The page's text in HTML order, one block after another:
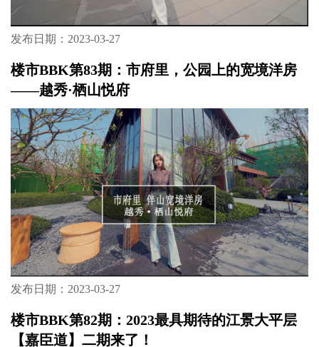
发布日期：2023-03-27
楼市BBK第83期：市府里，公园上的宽境洋房
——越秀·栖山悦府
发布日期：2023-03-27
楼市BBK第82期：2023最具期待的江景大平层
【嘉臣道】二期来了！